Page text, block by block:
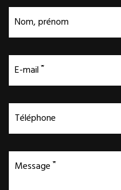
Nom, prénom
E-mail
Téléphone
Message